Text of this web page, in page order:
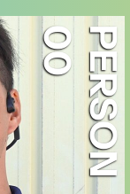
PERSON